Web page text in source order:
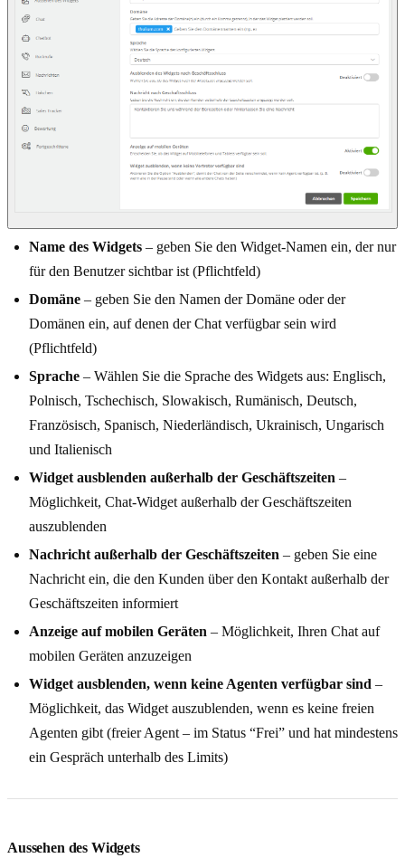
Name des Widgets – geben Sie den Widget-Namen ein, der nur
für den Benutzer sichtbar ist (Pflichtfeld)
Domäne – geben Sie den Namen der Domäne oder der
Domänen ein, auf denen der Chat verfügbar sein wird
(Pflichtfeld)
Sprache – Wählen Sie die Sprache des Widgets aus: Englisch,
Polnisch, Tschechisch, Slowakisch, Rumänisch, Deutsch,
Französisch, Spanisch, Niederländisch, Ukrainisch, Ungarisch
und Italienisch
Widget ausblenden außerhalb der Geschäftszeiten –
Möglichkeit, Chat-Widget außerhalb der Geschäftszeiten
auszublenden
Nachricht außerhalb der Geschäftszeiten – geben Sie eine
Nachricht ein, die den Kunden über den Kontakt außerhalb der
Geschäftszeiten informiert
Anzeige auf mobilen Geräten – Möglichkeit, Ihren Chat auf
mobilen Geräten anzuzeigen
Widget ausblenden, wenn keine Agenten verfügbar sind –
Möglichkeit, das Widget auszublenden, wenn es keine freien
Agenten gibt (freier Agent – im Status “Frei” und hat mindestens
ein Gespräch unterhalb des Limits)
Aussehen des Widgets